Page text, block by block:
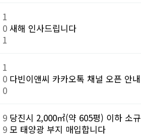
1
0
1
새해 인사드립니다
1
0
0
다빈이앤씨 카카오톡 채널 오픈 안내
9
9
당진시 2,000㎡(약 605평) 이하 소규
모 태양광 부지 매입합니다